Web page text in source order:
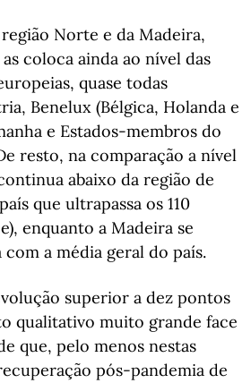
Norte e da Madeira,
coloca ainda ao nível das
quase todas
Benelux (Bélgica, Holanda e
e Estados-membros do
resto, na comparação a nível
abaixo da região de
que ultrapassa os 110
enquanto a Madeira se
a média geral do país.
superior a dez pontos
qualitativo muito grande face
que, pelo menos nestas
pós-pandemia de